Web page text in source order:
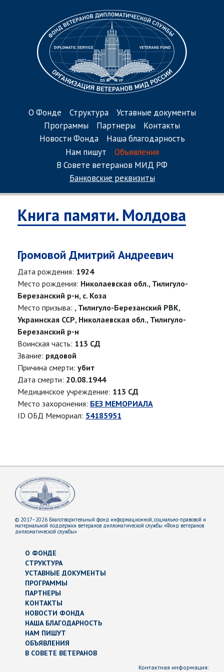
О Фонде Структура
Уставные документы
Программы
Партнеры
Контакты
Новости Фонда
Наша благодарность
Нам пишут
Объявления
В Совете ветеранов МИД РФ
Банковские реквизиты
Книга памяти. Молдова
Громовой Дмитрий Андреевич
Дата рождения: 1924
Место рождения: Николаевская обл., Тилигуло-
Березанский р-н, с. Коза
Место призыва: , Тилигуло-Березанский РВК,
Украинская ССР, Николаевская обл., Тилигуло-
Березанский р-н
Воинская часть: 113 СД
Звание: рядовой
Причина смерти: убит
Дата смерти: 20.08.1944
Медицинское учреждение: 113 СД
Место захоронения: БЕЗ МЕМОРИАЛА
ID ОБД Мемориал: 54185951
© 2017–2026 Благотворительный фонд информационной, социально-правовой и
материальной поддержки ветеранов дипломатической службы «Фонд ветеранов
дипломатической службы»
О ФОНДЕ
СТРУКТУРА
УСТАВНЫЕ ДОКУМЕНТЫ
ПРОГРАММЫ
ПАРТНЕРЫ
КОНТАКТЫ
НОВОСТИ ФОНДА
НАША БЛАГОДАРНОСТЬ
НАМ ПИШУТ
ОБЪЯВЛЕНИЯ
В СОВЕТЕ ВЕТЕРАНОВ
Контактная информация: